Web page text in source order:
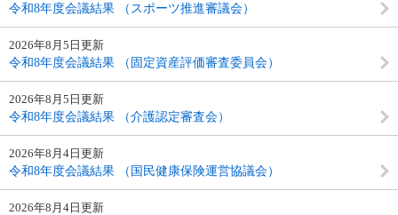
令和8年度会議結果 （スポーツ推進審議会）
2026年8月5日更新
令和8年度会議結果 （固定資産評価審査委員会）
2026年8月5日更新
令和8年度会議結果 （介護認定審査会）
2026年8月4日更新
令和8年度会議結果 （国民健康保険運営協議会）
2026年8月4日更新